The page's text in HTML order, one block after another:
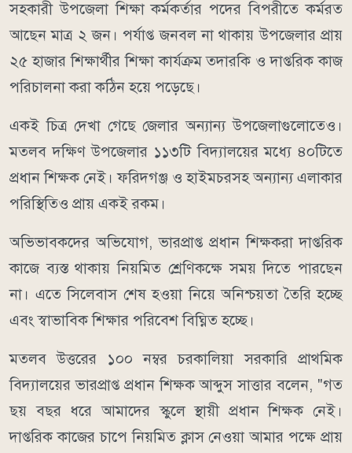
সহকারী উপজেলা শিক্ষা কর্মকর্তার পদের বিপরীতে কর্মরত
আছেন মাত্র ২ জন। পর্যাপ্ত জনবল না থাকায় উপজেলার প্রায়
২৫ হাজার শিক্ষার্থীর শিক্ষা কার্যক্রম তদারকি ও দাপ্তরিক কাজ
পরিচালনা করা কঠিন হয়ে পড়েছে।
একই চিত্র দেখা গেছে জেলার অন্যান্য উপজেলাগুলোতেও।
মতলব দক্ষিণ উপজেলার ১১৩টি বিদ্যালয়ের মধ্যে ৪০টিতে
প্রধান শিক্ষক নেই। ফরিদগঞ্জ ও হাইমচরসহ অন্যান্য এলাকার
পরিস্থিতিও প্রায় একই রকম।
অভিভাবকদের অভিযোগ, ভারপ্রাপ্ত প্রধান শিক্ষকরা দাপ্তরিক
কাজে ব্যস্ত থাকায় নিয়মিত শ্রেণিকক্ষে সময় দিতে পারছেন
না। এতে সিলেবাস শেষ হওয়া নিয়ে অনিশ্চয়তা তৈরি হচ্ছে
এবং স্বাভাবিক শিক্ষার পরিবেশ বিঘ্নিত হচ্ছে।
মতলব উত্তরের ১০০ নম্বর চরকালিয়া সরকারি প্রাথমিক
বিদ্যালয়ের ভারপ্রাপ্ত প্রধান শিক্ষক আব্দুস সাত্তার বলেন, "গত
ছয় বছর ধরে আমাদের স্কুলে স্থায়ী প্রধান শিক্ষক নেই।
দাপ্তরিক কাজের চাপে নিয়মিত ক্লাস নেওয়া আমার পক্ষে প্রায়